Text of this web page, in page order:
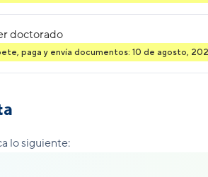
doctorado
paga y envía documentos: 10 de agosto,
lo siguiente: